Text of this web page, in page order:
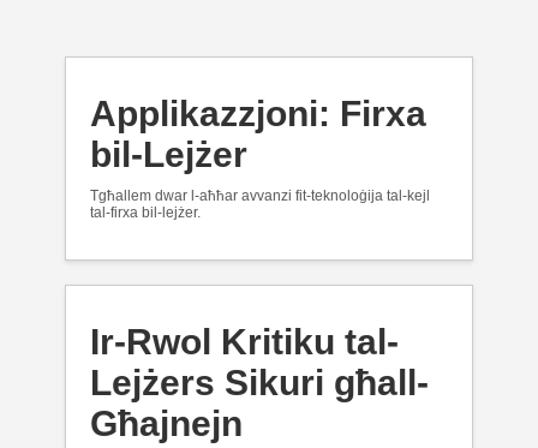
Applikazzjoni: Firxa
bil-Lejżer
Tgħallem dwar l-aħħar avvanzi fit-teknoloġija tal-kejl
tal-firxa bil-lejżer.
Ir-Rwol Kritiku tal-
Lejżers Sikuri għall-
Għajnejn